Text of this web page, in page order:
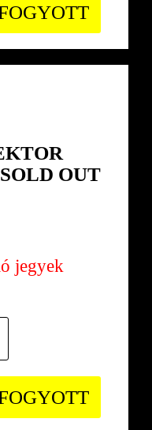
SOLD OUT
jegyek